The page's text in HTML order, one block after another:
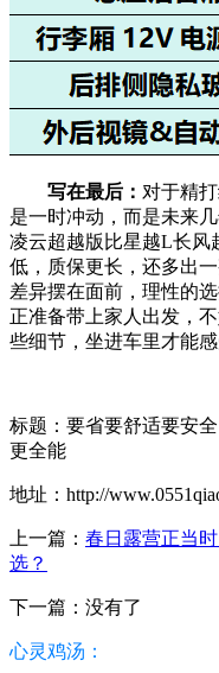
写在最后： 对于精
是一时冲动，而是未来
凌云超越版比星越L长风
低，质保更长，还多出
差异摆在面前，理性的
正准备带上家人出发，
些细节，坐进车里才能感
标题：要省要舒适要安
更全能
地址：http://
上一篇： 春日露营正当
选？
下一篇：没有了
心灵鸡汤：